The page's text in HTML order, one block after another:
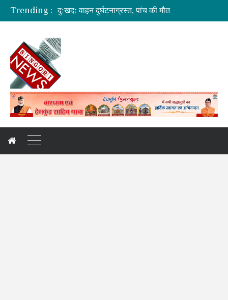
Trending :
जिलाधिकारी की अध्यक्षता में आयोजित हुई वन भूमि हस्तांतरण की बैठक
अगले दो दिनों में भारी से बहुत भारी वर्षा की संभावना